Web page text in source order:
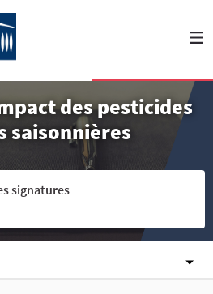
des pesticides
saisonnières
signatures